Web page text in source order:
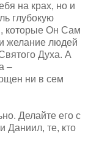
на крах, но и
глубокую
которые Он Сам
желание людей
Духа. А
–
ни в сем
Делайте его с
Даниил, те, кто